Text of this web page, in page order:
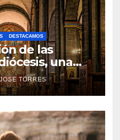
H
A
Y
C
O
M
N
T
DESTACAMOS
de las
una
el futuro de
JOSE TORRES
N
H